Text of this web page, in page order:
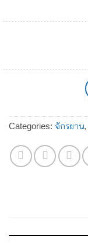
Categories: จักรยาน,